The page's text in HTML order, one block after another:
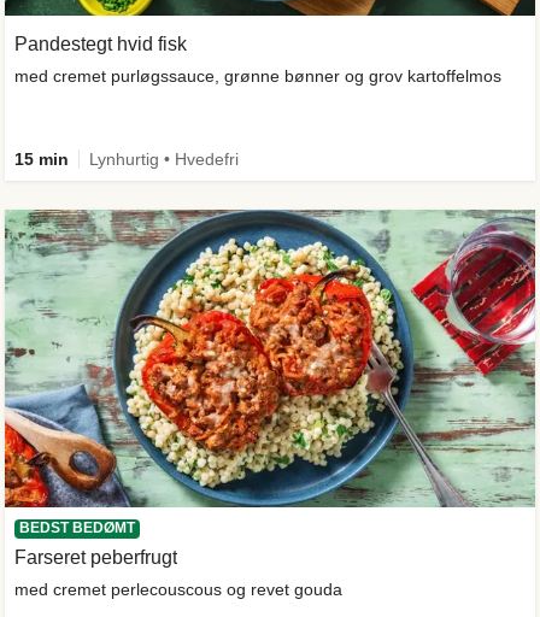
Pandestegt hvid fisk
med cremet purløgssauce, grønne bønner og grov kartoffelmos
15 min Lynhurtig • Hvedefri
BEDST BEDØMT
Farseret peberfrugt
med cremet perlecouscous og revet gouda